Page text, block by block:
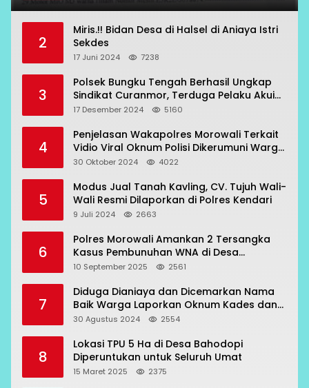
2
Miris.!! Bidan Desa di Halsel di Aniaya Istri
Sekdes
17 Juni 2024 7238
3
Polsek Bungku Tengah Berhasil Ungkap
Sindikat Curanmor, Terduga Pelaku Akui
Beraksi di 7 Lokasi
17 Desember 2024 5160
4
Penjelasan Wakapolres Morowali Terkait
Vidio Viral Oknum Polisi Dikerumuni Warga
Bahodopi
30 Oktober 2024 4022
5
Modus Jual Tanah Kavling, CV. Tujuh Wali-
Wali Resmi Dilaporkan di Polres Kendari
9 Juli 2024 2663
6
Polres Morowali Amankan 2 Tersangka
Kasus Pembunuhan WNA di Desa
Topogaro
10 September 2025 2561
7
Diduga Dianiaya dan Dicemarkan Nama
Baik Warga Laporkan Oknum Kades dan
Oknum Polisi
30 Agustus 2024 2554
8
Lokasi TPU 5 Ha di Desa Bahodopi
Diperuntukan untuk Seluruh Umat
15 Maret 2025 2375